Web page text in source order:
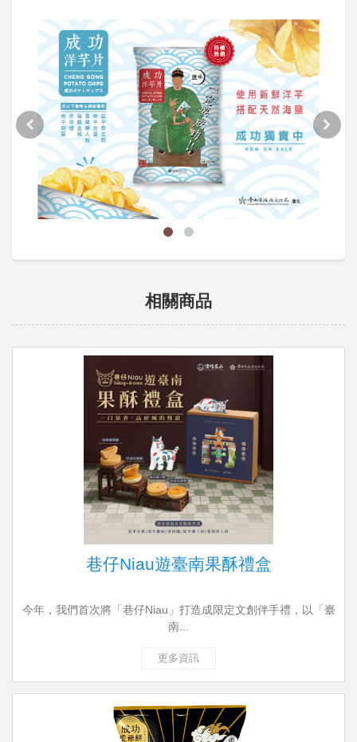
相關商品
巷仔Niau遊臺南果酥禮盒
今年，我們首次將「巷仔Niau」打造成限定文創伴手禮，以「臺
南...
更多資訊